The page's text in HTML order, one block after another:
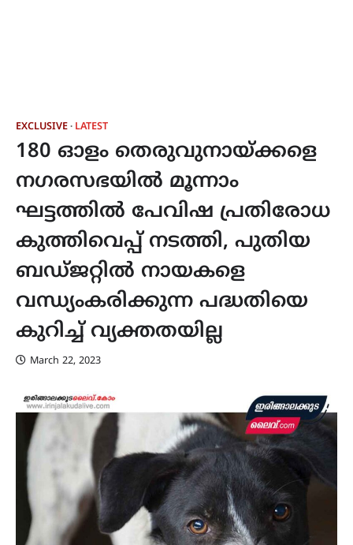
EXCLUSIVE LATEST
180 ഓളം തെരുവുനായ്ക്കളെ
നഗരസഭയിൽ മൂന്നാം
ഘട്ടത്തിൽ പേവിഷ പ്രതിരോധ
കുത്തിവെപ്പ് നടത്തി, പുതിയ
ബഡ്ജറ്റിൽ നായകളെ
വന്ധ്യംകരിക്കുന്ന പദ്ധതിയെ
കുറിച്ച് വ്യക്തതയില്ല
March 22, 2023